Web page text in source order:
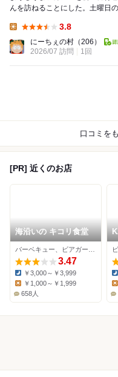
んを訪ねることにした。土曜日
3.8
にーちぇの村 （206）
2026/07 訪問
1回
口コミを
[PR] 近くのお店
海沿いの キコリ食堂
3.47
Dinner:
￥3,000～￥3,999
￥1,000～￥1,999
658人